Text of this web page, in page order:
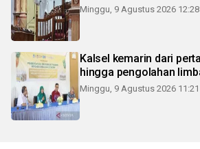
Minggu, 9 Agustus 2026 12:28
Kalsel kemarin dari pertanian berkelanjutan
hingga pengolahan
Minggu, 9 Agustus 2026 11:21